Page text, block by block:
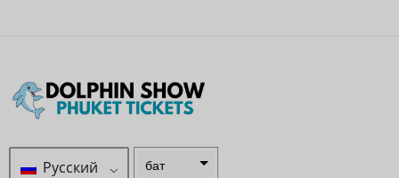
Русский бат